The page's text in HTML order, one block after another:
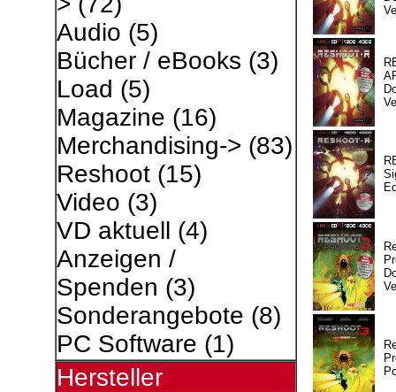
Audio (5)
Bücher / eBooks (3)
Load (5)
Magazine (16)
Merchandising-> (83)
Reshoot (15)
Video (3)
VD aktuell (4)
Anzeigen /
Spenden (3)
Sonderangebote (8)
PC Software (1)
Hersteller